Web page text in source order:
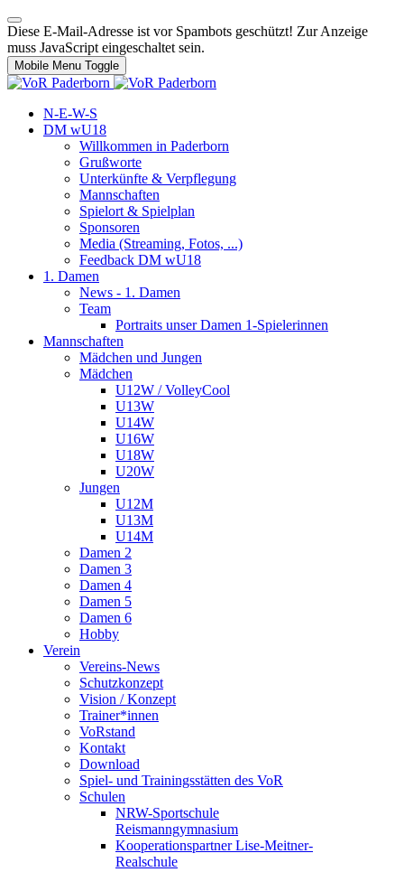
Diese E-Mail-Adresse ist vor Spambots geschützt! Zur Anzeige
muss JavaScript eingeschaltet sein.
Mobile Menu Toggle
N-E-W-S
DM wU18
Willkommen in Paderborn
Grußworte
Unterkünfte & Verpflegung
Mannschaften
Spielort & Spielplan
Sponsoren
Media (Streaming, Fotos, ...)
Feedback DM wU18
1. Damen
News - 1. Damen
Team
Portraits unser Damen 1-Spielerinnen
Mannschaften
Mädchen und Jungen
Mädchen
U12W / VolleyCool
U13W
U14W
U16W
U18W
U20W
Jungen
U12M
U13M
U14M
Damen 2
Damen 3
Damen 4
Damen 5
Damen 6
Hobby
Verein
Vereins-News
Schutzkonzept
Vision / Konzept
Trainer*innen
VoRstand
Kontakt
Download
Spiel- und Trainingsstätten des VoR
Schulen
NRW-Sportschule
Reismanngymnasium
Kooperationspartner Lise-Meitner-
Realschule